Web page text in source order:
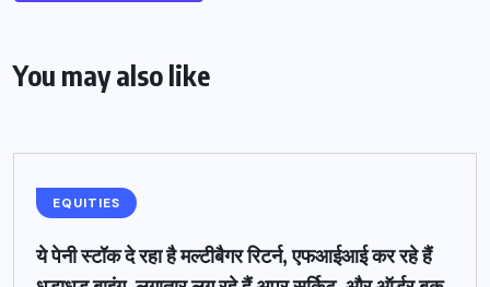
You may also like
EQUITIES
ये पेनी स्टॉक दे रहा है मल्टीबैगर रिटर्न, एफआईआई कर रहे हैं